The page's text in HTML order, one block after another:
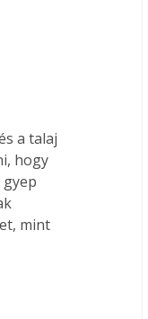
a talaj
hogy
mint